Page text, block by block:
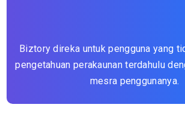
Biztory direka untuk pengguna yang
pengetahuan perakaunan terdahulu
mesra penggunanya.